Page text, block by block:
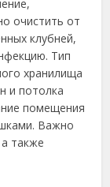
очистить от
клубней,
Тип
хранилища
и потолка
помещения
Важно
также